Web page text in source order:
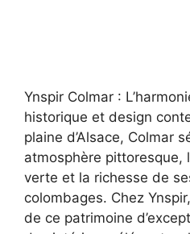
Ynspir Colmar :
historique et design
plaine d’Alsace, Colmar
atmosphère pittoresque,
verte et la richesse de
colombages. Chez
de ce patrimoine